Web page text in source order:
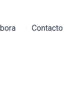
Contacto